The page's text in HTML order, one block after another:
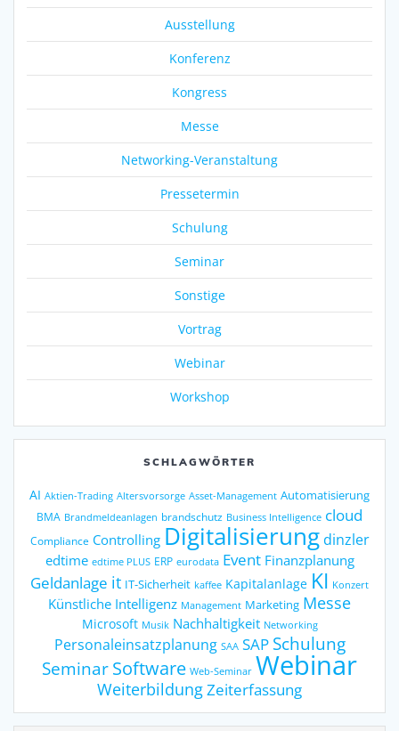
Ausstellung
Konferenz
Kongress
Messe
Networking-Veranstaltung
Pressetermin
Schulung
Seminar
Sonstige
Vortrag
Webinar
Workshop
SCHLAGWÖRTER
AI Aktien-Trading Altersvorsorge Asset-Management Automatisierung
BMA Brandmeldeanlagen brandschutz Business Intelligence cloud
Compliance Controlling Digitalisierung dinzler
edtime edtime PLUS ERP eurodata Event Finanzplanung
Geldanlage it IT-Sicherheit kaffee Kapitalanlage KI Konzert
Künstliche Intelligenz Management Marketing Messe
Microsoft Musik Nachhaltigkeit Networking
Personaleinsatzplanung SAA SAP Schulung
SeminarSoftware Web-Seminar Webinar
WeiterbildungZeiterfassung